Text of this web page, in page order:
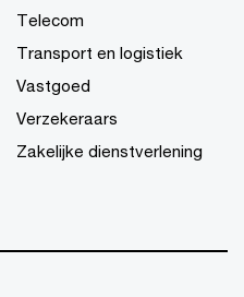
Telecom
Transport en logistiek
Vastgoed
Verzekeraars
Zakelijke dienstverlening